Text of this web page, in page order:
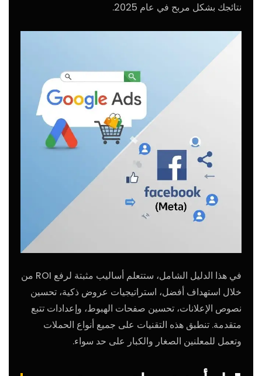
نتائجك بشكل مربح في عام 2025.
في هذا الدليل الشامل، ستتعلم أساليب مثبتة لرفع ROI من
خلال استهداف أفضل، استراتيجيات عروض ذكية، تحسين
نصوص الإعلانات، تحسين صفحات الهبوط، وإعدادات تتبع
متقدمة. تنطبق هذه التقنيات على جميع أنواع الحملات
وتعمل للمعلنين الصغار والكبار على حد سواء.